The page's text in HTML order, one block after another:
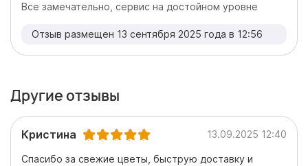
Все замечательно, сервис на достойном уровне
Отзыв размещен 13 сентября 2025 года в 12:56
Другие отзывы
Кристина 13.09.2025 12:40
Спасибо за свежие цветы, быструю доставку и